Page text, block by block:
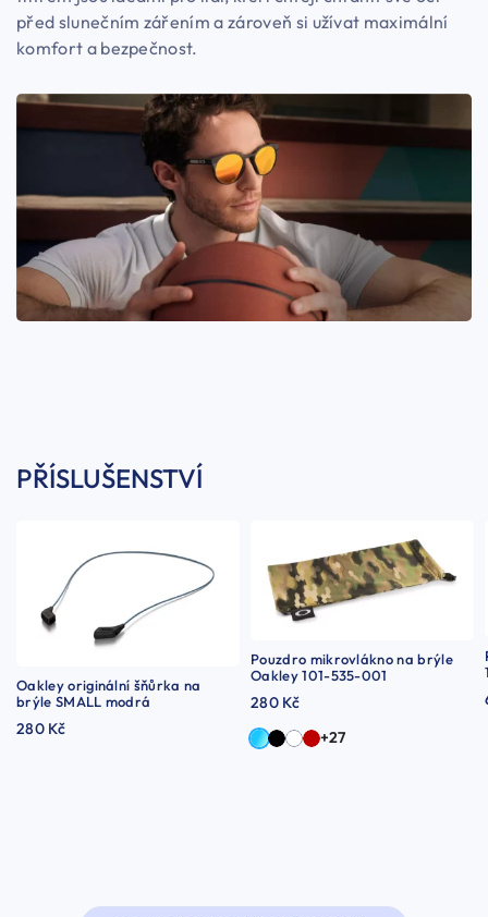
před slunečním zářením a zároveň si užívat maximální
komfort a bezpečnost.
PŘÍSLUŠENSTVÍ
Oakley originální šňůrka na
brýle SMALL modrá
280 Kč
Pouzdro mikrovlákno na brýle
Oakley 101-535-001
280 Kč
+27